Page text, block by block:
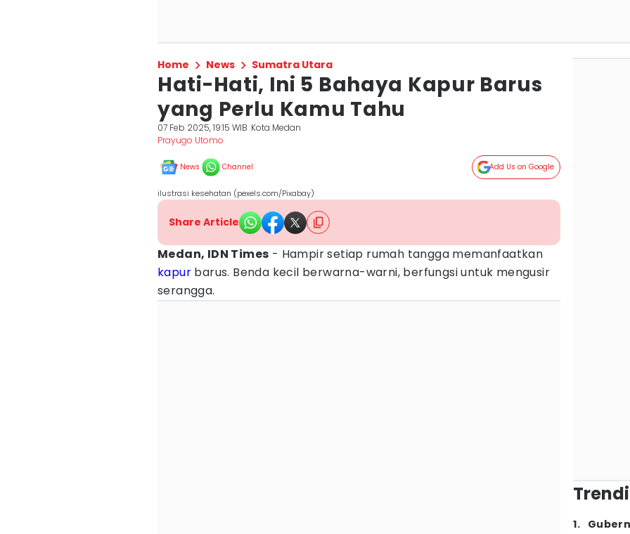
Home News Sumatra Utara
Hati-Hati, Ini 5 Bahaya Kapur Barus
yang Perlu Kamu Tahu
07 Feb 2025, 19:15 WIB Kota Medan
Prayugo Utomo
News Channel Add Us on Google
ilustrasi kesehatan (pexels.com/Pixabay)
Share Article
Medan, IDN Times - Hampir setiap rumah tangga memanfaatkan
kapur barus. Benda kecil berwarna-warni, berfungsi untuk mengusir
serangga.
1.